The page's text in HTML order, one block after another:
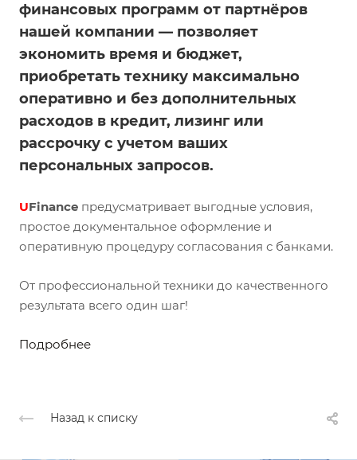
финансовых программ от партнёров
нашей компании — позволяет
экономить время и бюджет,
приобретать технику максимально
оперативно и без дополнительных
расходов в кредит, лизинг или
рассрочку с учетом ваших
персональных запросов.
UFinance предусматривает выгодные условия,
простое документальное оформление и
оперативную процедуру согласования с банками.
От профессиональной техники до качественного
результата всего один шаг!
Подробнее
Назад к списку